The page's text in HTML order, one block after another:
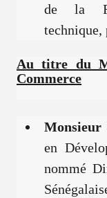
de la
technique,
Au titre du
Commerce
Monsieur
en
nommé